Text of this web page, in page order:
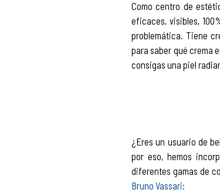
Como centro de
eficaces, visibles,
problemática. Tiene
para saber qué crema
consigas una piel
¿Eres un usuario de
por eso, hemos
diferentes gamas de
Bruno Vassari: